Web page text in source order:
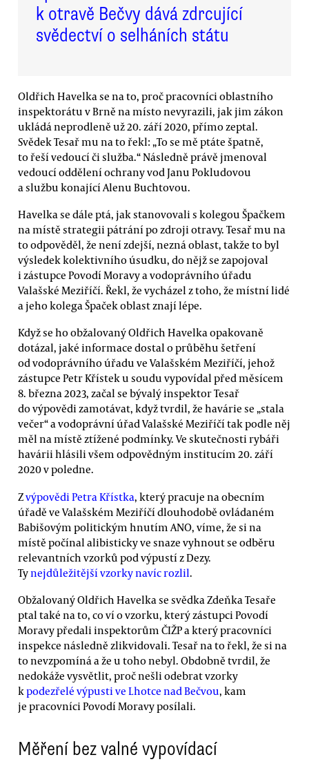
k otravě Bečvy dává zdrcující
svědectví o selháních státu
Oldřich Havelka se na to, proč pracovníci oblastního
inspektorátu v Brně na místo nevyrazili, jak jim zákon
ukládá neprodleně už 20. září 2020, přímo zeptal.
Svědek Tesař mu na to řekl: „To se mě ptáte špatně,
to řeší vedoucí či služba.“ Následně právě jmenoval
vedoucí oddělení ochrany vod Janu Pokludovou
a službu konající Alenu Buchtovou.
Havelka se dále ptá, jak stanovovali s kolegou Špačkem
na místě strategii pátrání po zdroji otravy. Tesař mu na
to odpověděl, že není zdejší, nezná oblast, takže to byl
výsledek kolektivního úsudku, do nějž se zapojoval
i zástupce Povodí Moravy a vodoprávního úřadu
Valašské Meziříčí. Řekl, že vycházel z toho, že místní lidé
a jeho kolega Špaček oblast znají lépe.
Když se ho obžalovaný Oldřich Havelka opakovaně
dotázal, jaké informace dostal o průběhu šetření
od vodoprávního úřadu ve Valašském Meziříčí, jehož
zástupce Petr Křístek u soudu vypovídal před měsícem
8. března 2023, začal se bývalý inspektor Tesař
do výpovědi zamotávat, když tvrdil, že havárie se „stala
večer“ a vodoprávní úřad Valašské Meziříčí tak podle něj
měl na místě ztížené podmínky. Ve skutečnosti rybáři
havárii hlásili všem odpovědným institucím 20. září
2020 v poledne.
Zvýpovědi Petra Křístka, který pracuje na obecním
úřadě ve Valašském Meziříčí dlouhodobě ovládaném
Babišovým politickým hnutím ANO, víme, že si na
místě počínal alibisticky ve snaze vyhnout se odběru
relevantních vzorků pod výpustí z Dezy.
Tynejdůležitější vzorky navíc rozlil.
Obžalovaný Oldřich Havelka se svědka Zdeňka Tesaře
ptal také na to, co ví o vzorku, který zástupci Povodí
Moravy předali inspektorům ČIŽP a který pracovníci
inspekce následně zlikvidovali. Tesař na to řekl, že si na
to nevzpomíná a že u toho nebyl. Obdobně tvrdil, že
nedokáže vysvětlit, proč nešli odebrat vzorky
kpodezřelé výpusti ve Lhotce nad Bečvou, kam
je pracovníci Povodí Moravy posílali.
Měření bez valné vypovídací